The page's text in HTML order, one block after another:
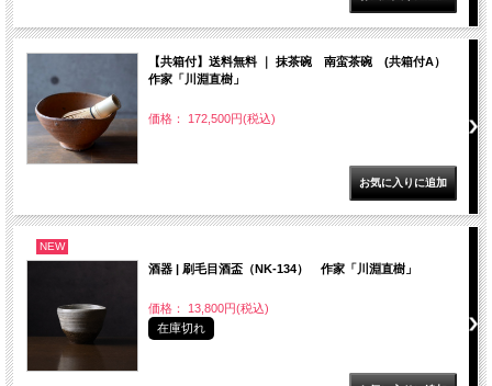
【共箱付】送料無料 ｜ 抹茶碗 南蛮茶碗 (共箱付A）
作家「川淵直樹」
価格： 172,500円(税込)
NEW
酒器 | 刷毛目酒盃（NK-134） 作家「川淵直樹」
価格： 13,800円(税込)
在庫切れ